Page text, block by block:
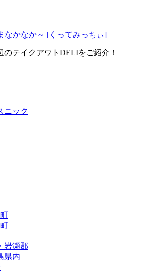
なかなか～ [くってみっちぃ]
のテイクアウトDELIをご紹介！
ニック
岩瀬郡
県内